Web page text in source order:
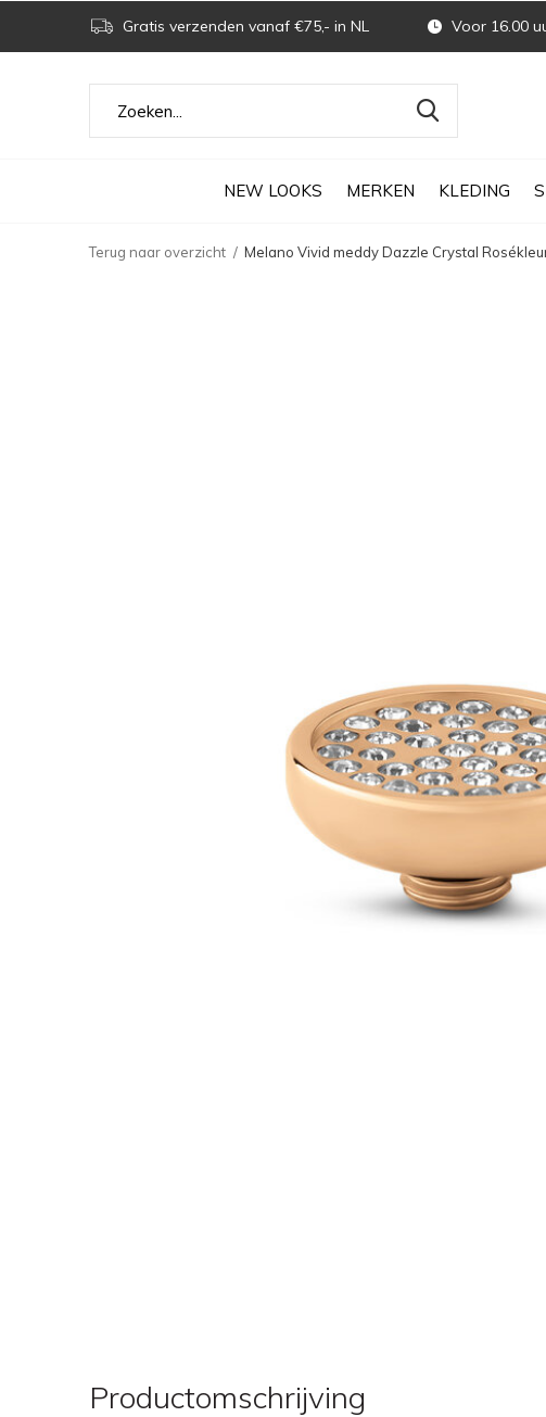
NEW LOOKS MERKEN KLEDING
Gratis verzenden vanaf €75,- in NL Voor 16.00
Terug naar overzicht Melano Vivid meddy Dazzle Crystal
Productomschrijving